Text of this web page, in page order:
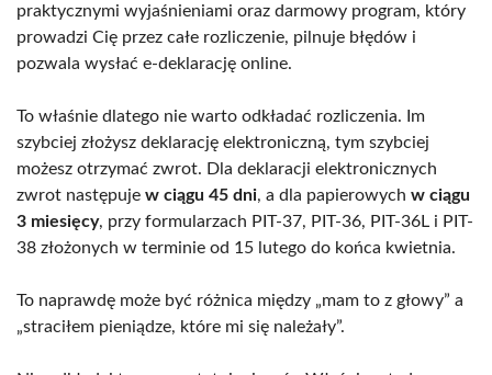
praktycznymi wyjaśnieniami oraz darmowy program, który
prowadzi Cię przez całe rozliczenie, pilnuje błędów i
pozwala wysłać e-deklarację online.
To właśnie dlatego nie warto odkładać rozliczenia. Im
szybciej złożysz deklarację elektroniczną, tym szybciej
możesz otrzymać zwrot. Dla deklaracji elektronicznych
zwrot następuje w ciągu 45 dni, a dla papierowych w ciągu
3 miesięcy, przy formularzach PIT-37, PIT-36, PIT-36L i PIT-
38 złożonych w terminie od 15 lutego do końca kwietnia.
To naprawdę może być różnica między „mam to z głowy” a
„straciłem pieniądze, które mi się należały”.